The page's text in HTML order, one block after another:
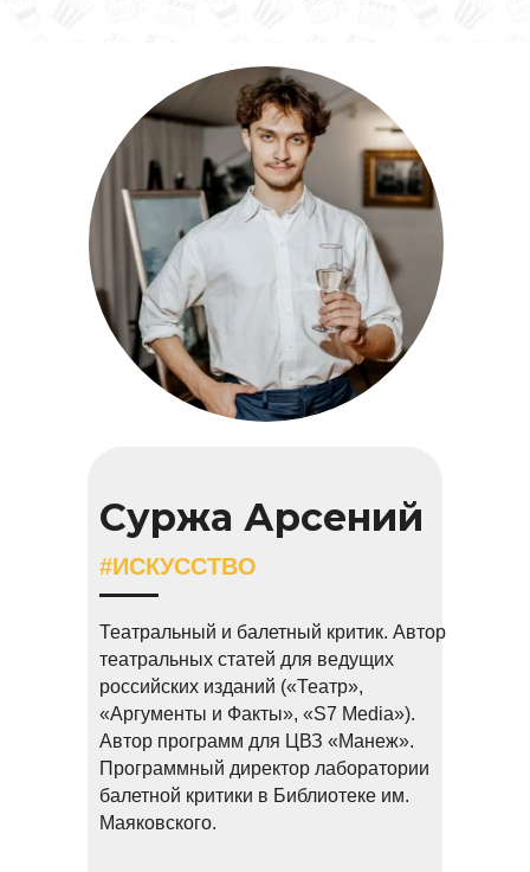
#ИСКУССТВО
Суржа Арсений
Театральный и балетный критик. Автор
театральных статей для ведущих
российских изданий («Театр»,
«Аргументы и Факты», «S7 Media»).
Автор программ для ЦВЗ «Манеж».
Программный директор лаборатории
балетной критики в Библиотеке им.
Маяковского.